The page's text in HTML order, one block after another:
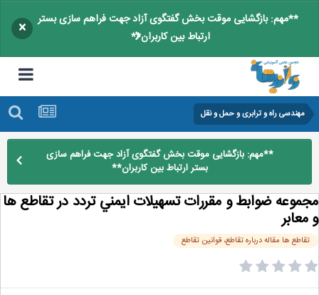
**مهم: بازگشایی موقت بخش گفتگوی آزاد جهت فراهم سازی بستر
ارتباط بین کاربران**
×
مهندسی راه و ترابری و حمل و نقل
**مهم: بازگشایی موقت بخش گفتگوی آزاد جهت فراهم سازی
بستر ارتباط بین کاربران**
ضوابط و مقررات تسهيلات ايمني تردد در تقاطع ها
ها مقاله درباره تقاطع، قوانین تقاطع